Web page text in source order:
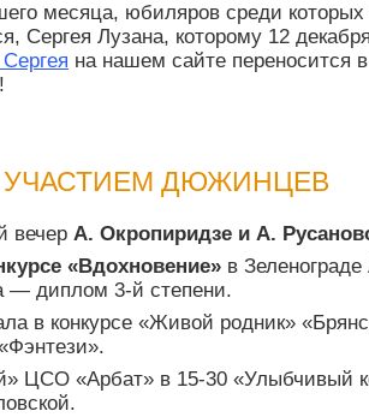
месяца, юбиляров среди которых
Сергея Лузана, которому 12
на нашем сайте переносится
ДЮЖИНЦЕВ
вечер А. Окропиридзе и А.
«Вдохновение» в
— диплом 3-й степени.
в конкурсе «Живой родник»
ЦСО «Арбат» в 15-30 «Улыбчивый